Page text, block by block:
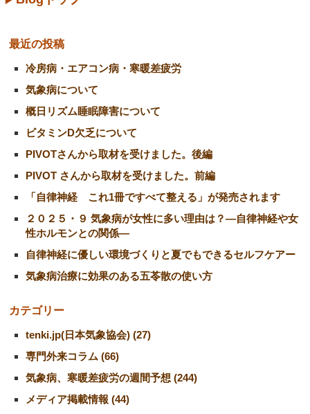
最近の投稿
冷房病・エアコン病・寒暖差疲労
気象病について
概日リズム睡眠障害について
ビタミンD欠乏について
PIVOTさんから取材を受けました。後編
PIVOT さんから取材を受けました。前編
「自律神経 これ1冊ですべて整える」が発売されます
２０２５・９ 気象病が女性に多い理由は？―自律神経や女
性ホルモンとの関係―
自律神経に優しい環境づくりと夏でもできるセルフケアー
気象病治療に効果のある五苓散の使い方
カテゴリー
tenki.jp(日本気象協会) (27)
専門外来コラム (66)
気象病、寒暖差疲労の週間予想 (244)
メディア掲載情報 (44)